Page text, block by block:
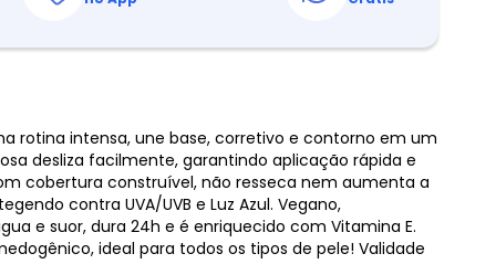
rotina intensa, une base, corretivo e contorno em um
desliza facilmente, garantindo aplicação rápida e
cobertura construível, não resseca nem aumenta a
contra UVA/UVB e Luz Azul. Vegano,
e suor, dura 24h e é enriquecido com Vitamina E.
ideal para todos os tipos de pele! Validade